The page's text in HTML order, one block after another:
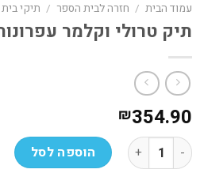
עמוד הבית / חזרה לבית הספר / תיקי בית
תיק טרולי וקלמר
₪354.90
כמות של תיק טרולי וקלמר עפרונות רקום
הוספה לסל